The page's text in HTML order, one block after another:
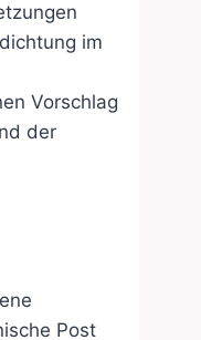
im
Vorschlag
der
Post